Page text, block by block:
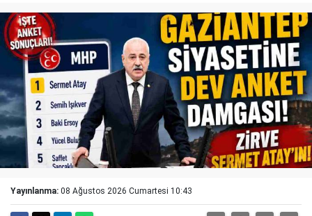
Yayınlanma: 08 Ağustos 2026 Cumartesi 10:43